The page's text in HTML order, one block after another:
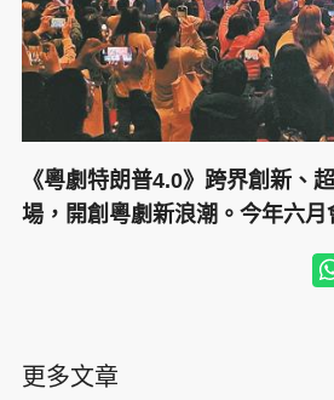
《粵劇特朗普4.0》跨界創新、
場，開創粵劇新浪潮。今年六
更多文章